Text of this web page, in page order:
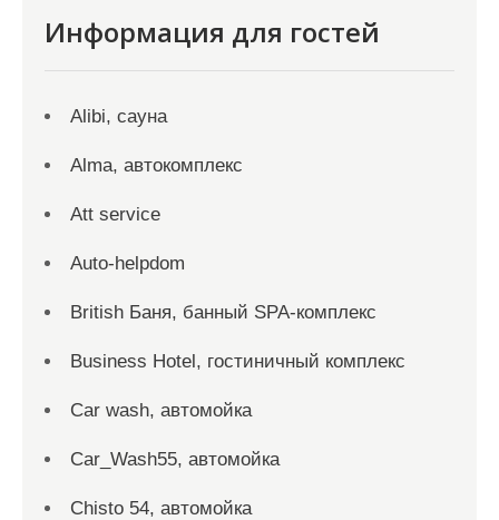
Информация для гостей
Alibi, сауна
Alma, автокомплекс
Att service
Auto-helpdom
British Баня, банный SPA-комплекс
Business Hotel, гостиничный комплекс
Car wash, автомойка
Car_Wash55, автомойка
Chisto 54, автомойка